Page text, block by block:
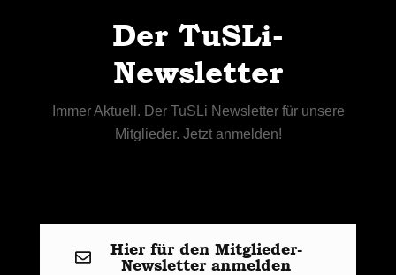
Der TuSLi-
Newsletter
Immer Aktuell. Der TuSLi Newsletter für unsere
Mitglieder. Jetzt anmelden!
Hier für den Mitglieder-
Newsletter anmelden